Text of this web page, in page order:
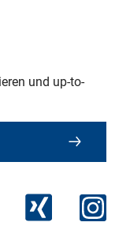
und up-to-